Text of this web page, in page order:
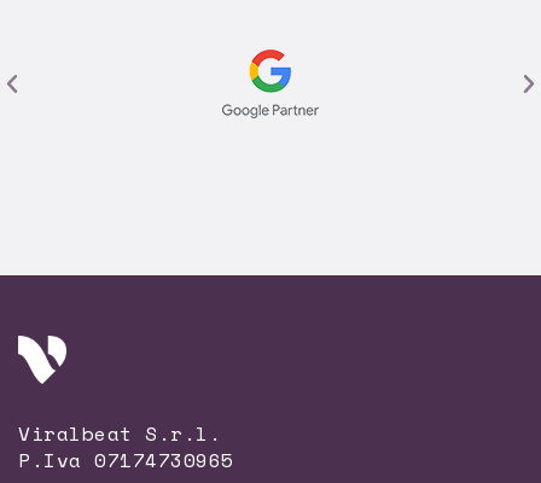
Viralbeat S.r.l.
P.Iva 07174730965